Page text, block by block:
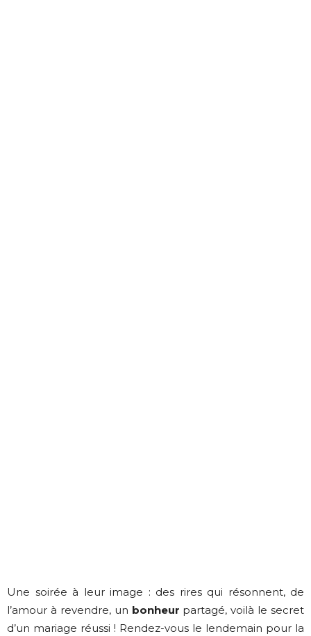
Une soirée à leur image : des rires qui résonnent, de
l’amour à revendre, un bonheur partagé, voilà le secret
d’un mariage réussi ! Rendez-vous le lendemain pour la